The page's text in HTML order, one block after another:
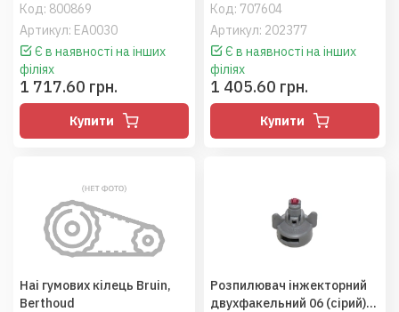
Код: 800869
Артикул: EA0030
Є в наявності на інших
філіях
1 717.60 грн.
Купити
Код: 707604
Артикул: 202377
Є в наявності на інших
філіях
1 405.60 грн.
Купити
Наі гумових кілець Bruin,
Berthoud
Розпилювач інжекторний
двухфакельний 06 (сірий)